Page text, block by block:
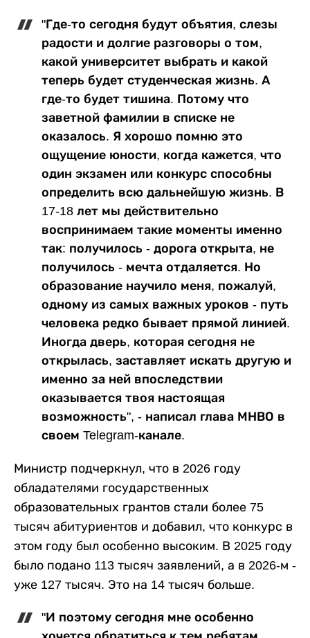
"Где-то сегодня будут объятия, слезы
радости и долгие разговоры о том,
какой университет выбрать и какой
теперь будет студенческая жизнь. А
где-то будет тишина. Потому что
заветной фамилии в списке не
оказалось. Я хорошо помню это
ощущение юности, когда кажется, что
один экзамен или конкурс способны
определить всю дальнейшую жизнь. В
17-18 лет мы действительно
воспринимаем такие моменты именно
так: получилось - дорога открыта, не
получилось - мечта отдаляется. Но
образование научило меня, пожалуй,
одному из самых важных уроков - путь
человека редко бывает прямой линией.
Иногда дверь, которая сегодня не
открылась, заставляет искать другую и
именно за ней впоследствии
оказывается твоя настоящая
возможность", - написал глава МНВО в
своем Telegram-канале.
Министр подчеркнул, что в 2026 году
обладателями государственных
образовательных грантов стали более 75
тысяч абитуриентов и добавил, что конкурс в
этом году был особенно высоким. В 2025 году
было подано 113 тысяч заявлений, а в 2026-м -
уже 127 тысяч. Это на 14 тысяч больше.
"И поэтому сегодня мне особенно